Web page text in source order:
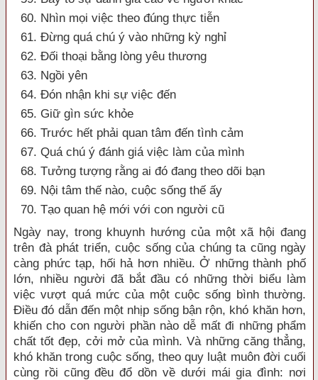
60. Nhìn mọi việc theo đúng thực tiễn
61. Đừng quá chú ý vào những kỳ nghỉ
62. Đối thoại bằng lòng yêu thương
63. Ngồi yên
64. Đón nhận khi sự việc đến
65. Giữ gìn sức khỏe
66. Trước hết phải quan tâm đến tình cảm
67. Quá chú ý đánh giá việc làm của mình
68. Tưởng tượng rằng ai đó đang theo dõi bạn
69. Nội tâm thế nào, cuộc sống thế ấy
70. Tạo quan hệ mới với con người cũ
Ngày nay, trong khuynh hướng của một xã hội đang
trên đà phát triển, cuộc sống của chúng ta cũng ngày
càng phức tạp, hối hả hơn nhiều. Ở những thành phố
lớn, nhiều người đã bắt đầu có những thời biểu làm
việc vượt quá mức của một cuộc sống bình thường.
Điều đó dẫn đến một nhịp sống bận rộn, khó khăn hơn,
khiến cho con người phần nào dễ mất đi những phẩm
chất tốt đẹp, cởi mở của mình. Và những căng thẳng,
khó khăn trong cuộc sống, theo quy luật muôn đời cuối
cùng rồi cũng đều đổ dồn về dưới mái gia đình: nơi